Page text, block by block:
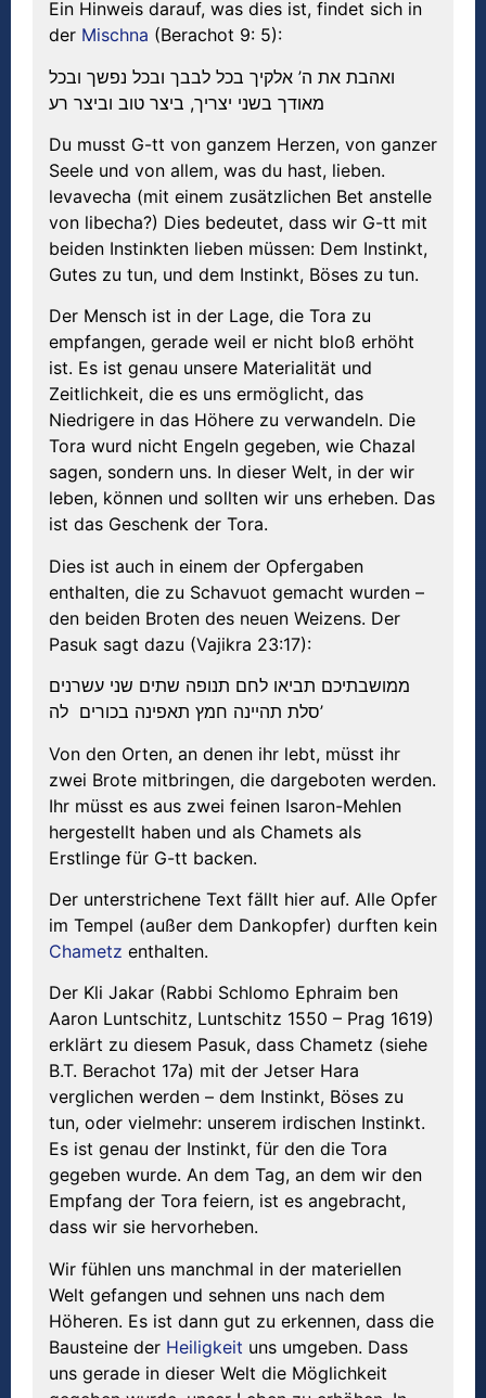
Ein Hinweis darauf, was dies ist, findet sich in
der Mischna (Berachot 9: 5):
ואהבת את ה’ אלקיך בכל לבבך ובכל נפשך ובכל
מאודך בשני יצריך, ביצר טוב וביצר רע
Du musst G-tt von ganzem Herzen, von ganzer
Seele und von allem, was du hast, lieben.
levavecha (mit einem zusätzlichen Bet anstelle
von libecha?) Dies bedeutet, dass wir G-tt mit
beiden Instinkten lieben müssen: Dem Instinkt,
Gutes zu tun, und dem Instinkt, Böses zu tun.
Der Mensch ist in der Lage, die Tora zu
empfangen, gerade weil er nicht bloß erhöht
ist. Es ist genau unsere Materialität und
Zeitlichkeit, die es uns ermöglicht, das
Niedrigere in das Höhere zu verwandeln. Die
Tora wurd nicht Engeln gegeben, wie Chazal
sagen, sondern uns. In dieser Welt, in der wir
leben, können und sollten wir uns erheben. Das
ist das Geschenk der Tora.
Dies ist auch in einem der Opfergaben
enthalten, die zu Schavuot gemacht wurden –
den beiden Broten des neuen Weizens. Der
Pasuk sagt dazu (Vajikra 23:17):
ממושבתיכם תביאו לחם תנופה שתים שני עשרנים
סלת תהיינה חמץ תאפינה בכורים לה’
Von den Orten, an denen ihr lebt, müsst ihr
zwei Brote mitbringen, die dargeboten werden.
Ihr müsst es aus zwei feinen Isaron-Mehlen
hergestellt haben und als Chamets als
Erstlinge für G-tt backen.
Der unterstrichene Text fällt hier auf. Alle Opfer
im Tempel (außer dem Dankopfer) durften kein
Chametz enthalten.
Der Kli Jakar (Rabbi Schlomo Ephraim ben
Aaron Luntschitz, Luntschitz 1550 – Prag 1619)
erklärt zu diesem Pasuk, dass Chametz (siehe
B.T. Berachot 17a) mit der Jetser Hara
verglichen werden – dem Instinkt, Böses zu
tun, oder vielmehr: unserem irdischen Instinkt.
Es ist genau der Instinkt, für den die Tora
gegeben wurde. An dem Tag, an dem wir den
Empfang der Tora feiern, ist es angebracht,
dass wir sie hervorheben.
Wir fühlen uns manchmal in der materiellen
Welt gefangen und sehnen uns nach dem
Höheren. Es ist dann gut zu erkennen, dass die
Bausteine der Heiligkeit uns umgeben. Dass
uns gerade in dieser Welt die Möglichkeit